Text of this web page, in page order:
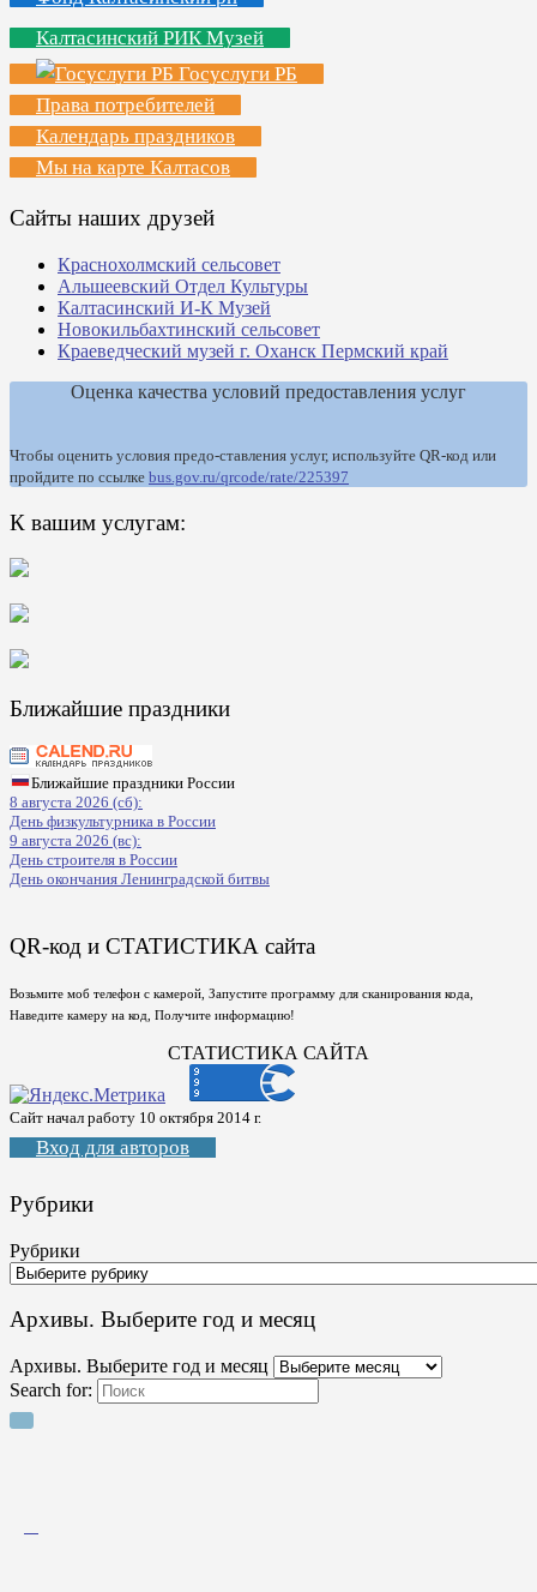
Калтасинский РИК Музей
Госуслуги РБ
Права потребителей
Календарь праздников
Мы на карте Калтасов
Сайты наших друзей
Краснохолмский сельсовет
Альшеевский Отдел Культуры
Калтасинский И-К Музей
Новокильбахтинский сельсовет
Краеведческий музей г. Оханск Пермский край
Оценка качества условий предоставления услуг
Чтобы оценить условия предо-ставления услуг, используйте QR-код или
пройдите по ссылке bus.gov.ru/qrcode/rate/225397
К вашим услугам:
Ближайшие праздники
Ближайшие праздники России
8 августа 2026 (сб):
День физкультурника в России
9 августа 2026 (вс):
День строителя в России
День окончания Ленинградской битвы
QR-код и СТАТИСТИКА сайта
Возьмите моб телефон с камерой, Запустите программу для сканирования кода,
Наведите камеру на код, Получите информацию!
СТАТИСТИКА САЙТА
Сайт начал работу 10 октября 2014 г.
Вход для авторов
Рубрики
Рубрики
Архивы. Выберите год и месяц
Архивы. Выберите год и месяц
Search for: